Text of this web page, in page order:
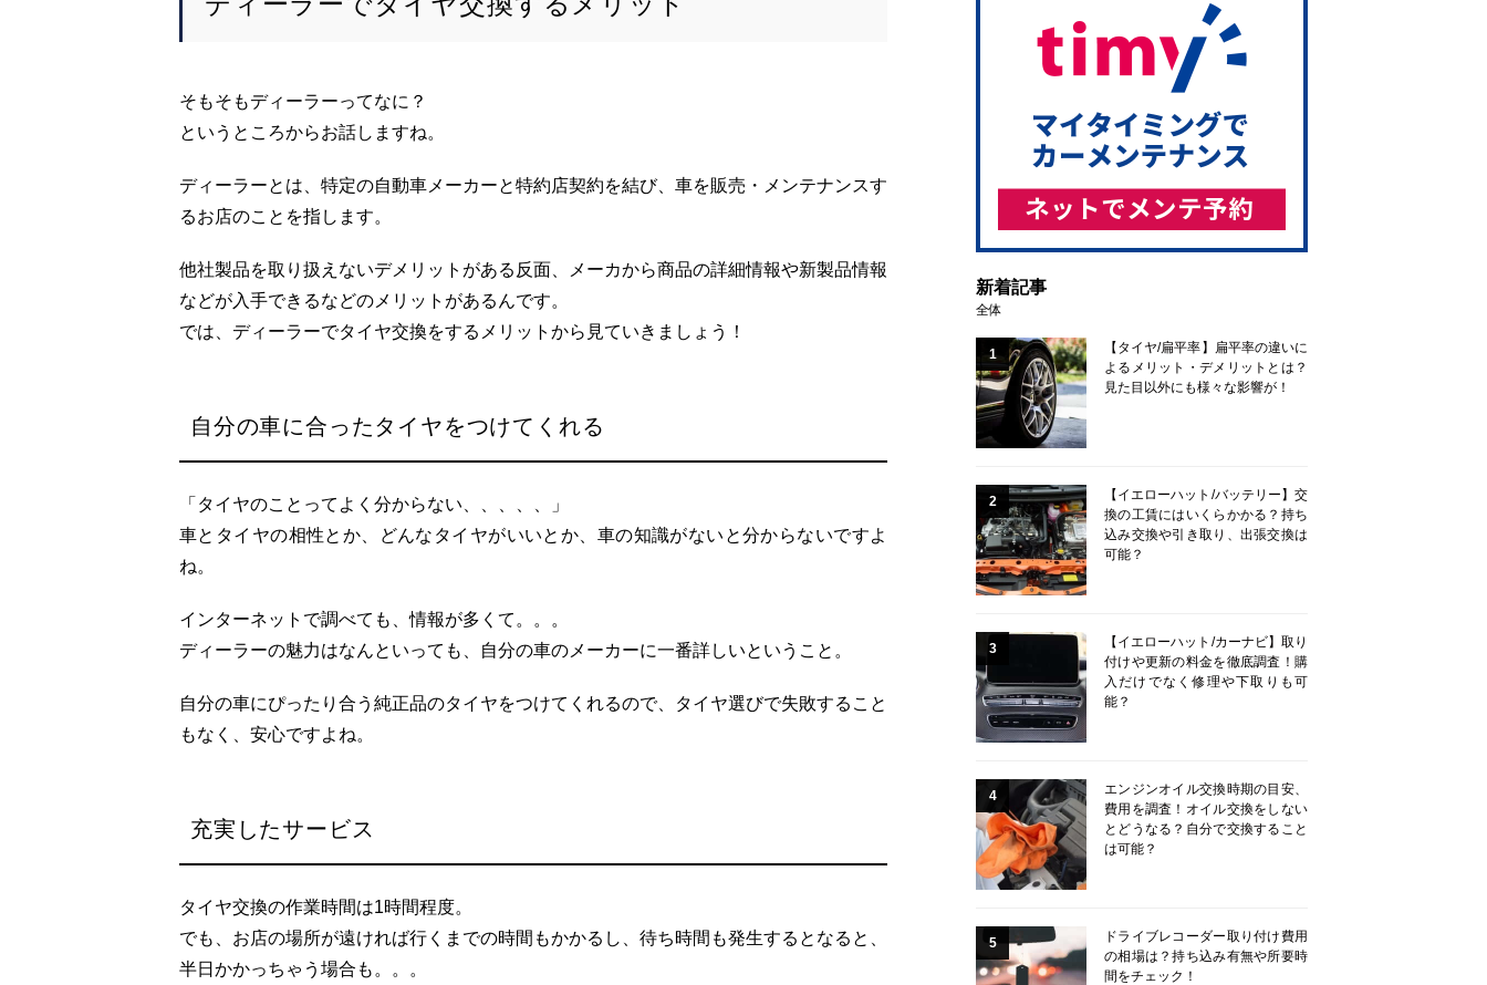
そもそもディーラーってなに？
というところからお話しますね。
ディーラーとは、特定の自動車メーカーと特約店契約を結び、車を販売・メンテナンスす
るお店のことを指します。
他社製品を取り扱えないデメリットがある反面、メーカから商品の詳細情報や新製品情報
などが入手できるなどのメリットがあるんです。
では、ディーラーでタイヤ交換をするメリットから見ていきましょう！
自分の車に合ったタイヤをつけてくれる
「タイヤのことってよく分からない、、、、、」
車とタイヤの相性とか、どんなタイヤがいいとか、車の知識がないと分からないですよ
ね。
インターネットで調べても、情報が多くて。。。
ディーラーの魅力はなんといっても、自分の車のメーカーに一番詳しいということ。
自分の車にぴったり合う純正品のタイヤをつけてくれるので、タイヤ選びで失敗すること
もなく、安心ですよね。
充実したサービス
タイヤ交換の作業時間は1時間程度。
でも、お店の場所が遠ければ行くまでの時間もかかるし、待ち時間も発生するとなると、
半日かかっちゃう場合も。。。
新着記事
全体
1
【タイヤ/扁平率】扁平率の違いに
よるメリット・デメリットとは？
見た目以外にも様々な影響が！
2
【イエローハット/バッテリー】交
換の工賃にはいくらかかる？持ち
込み交換や引き取り、出張交換は
可能？
3
【イエローハット/カーナビ】取り
付けや更新の料金を徹底調査！購
入だけでなく修理や下取りも可
能？
4
エンジンオイル交換時期の目安、
費用を調査！オイル交換をしない
とどうなる？自分で交換すること
は可能？
5
ドライブレコーダー取り付け費用
の相場は？持ち込み有無や所要時
間をチェック！